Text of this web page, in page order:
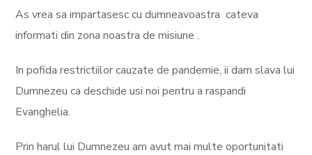
As vrea sa impartasesc cu dumneavoastra cateva
informati din zona noastra de misiune .
In pofida restrictiilor cauzate de pandemie, ii dam slava lui
Dumnezeu ca deschide usi noi pentru a raspandi
Evanghelia.
Prin harul lui Dumnezeu am avut mai multe oportunitati